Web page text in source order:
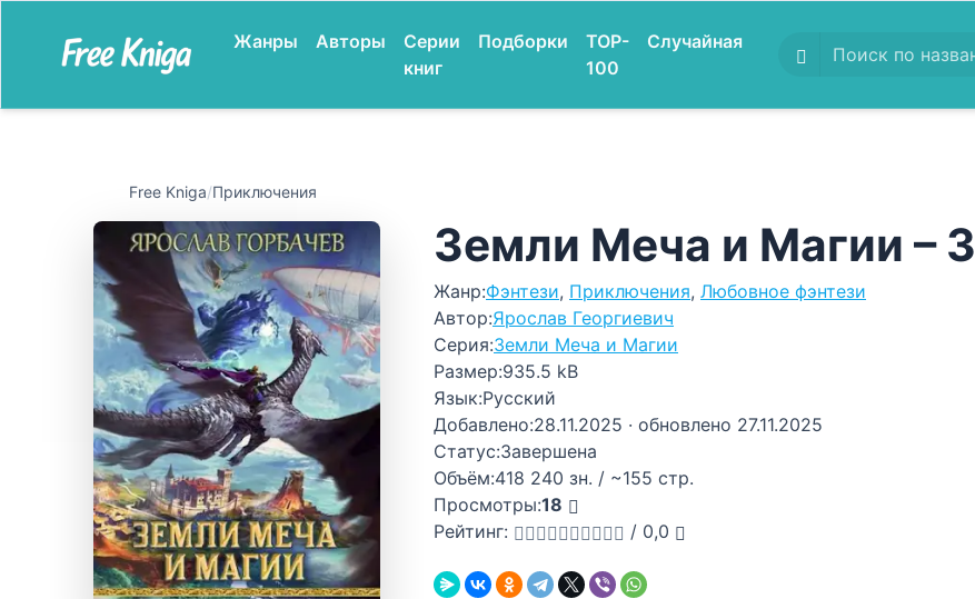
Жанры Авторы
Серии
книг
Подборки
TOP-
100
Случайная
Free Kniga/Приключения
Земли Меча и Магии – 3
Жанр:Фэнтези, Приключения, Любовное фэнтези
Автор:Ярослав Георгиевич
Серия:Земли Меча и Магии
Размер:935.5 kB
Язык:Русский
Добавлено:28.11.2025 · обновлено 27.11.2025
Статус:Завершена
Объём:418 240 зн. / ~155 стр.
Просмотры:18
Рейтинг:
/ 0,0